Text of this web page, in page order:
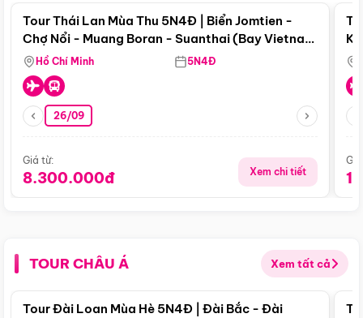
Tour Thái Lan Mùa Thu 5N4Đ | Biển Jomtien -
Chợ Nổi - Muang Boran - Suanthai (Bay Vietnam
Airlines)
Hồ Chí Minh 5N4Đ
26/09
Giá từ:
8.300.000đ Xem chi tiết
TOUR CHÂU Á Xem tất cả
Điểm nổi bật
Tour Đài Loan Mùa Hè 5N4Đ | Đài Bắc - Đài